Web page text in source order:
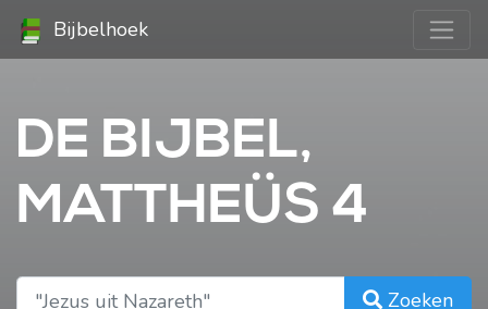
Bijbelhoek
DE BIJBEL,
MATTHEÜS 4
Zoeken